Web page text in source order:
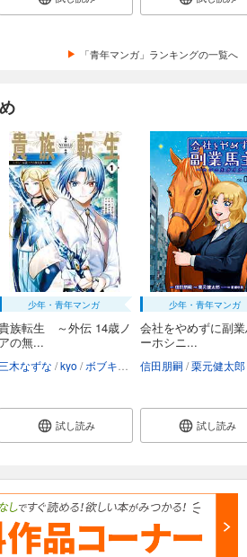
試し読み
試し読み
示する
馬主やります！ ― アキコノユメヲ ― 82
カート
試し読み
示する
馬主やります！ ― アキコノユメヲ ― 83
カート
試し読み
示する
「青年マンガ」ランキングの一覧へ
栗元健太郎
少年・青年マンガ
族転生 ～外伝 14歳ノ
アの無...
三木なずな kyo ボブキャ 栗元健太郎
試し読み
少年・青年マンガ
会社をやめずに副
ーホシニ...
信田朋嗣 栗元健太郎
試し読み